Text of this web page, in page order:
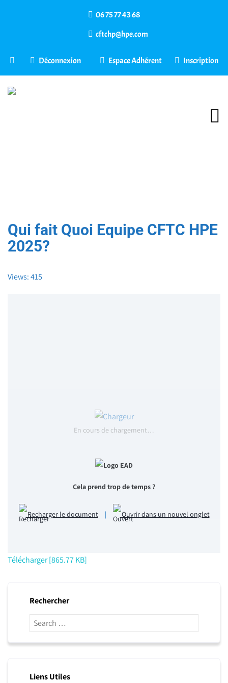
06 75 77 43 68
cftchp@hpe.com
Déconnexion Espace Adhérent Inscription
Qui fait Quoi Equipe CFTC HPE
2025?
Views: 415
En cours de chargement…
Cela prend trop de temps ?
Recharger le document | Ouvrir dans un nouvel onglet
Télécharger [865.77 KB]
Rechercher
Liens Utiles